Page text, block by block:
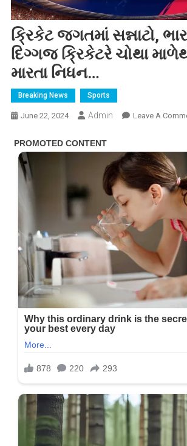
ક્રિકેટ જગતમાં સન્નાટો,
દિગ્ગજ ક્રિકેટરે ચોથા
મારતા નિધન…
Breaking News Sports
June 22, 2024 Admin Leave A